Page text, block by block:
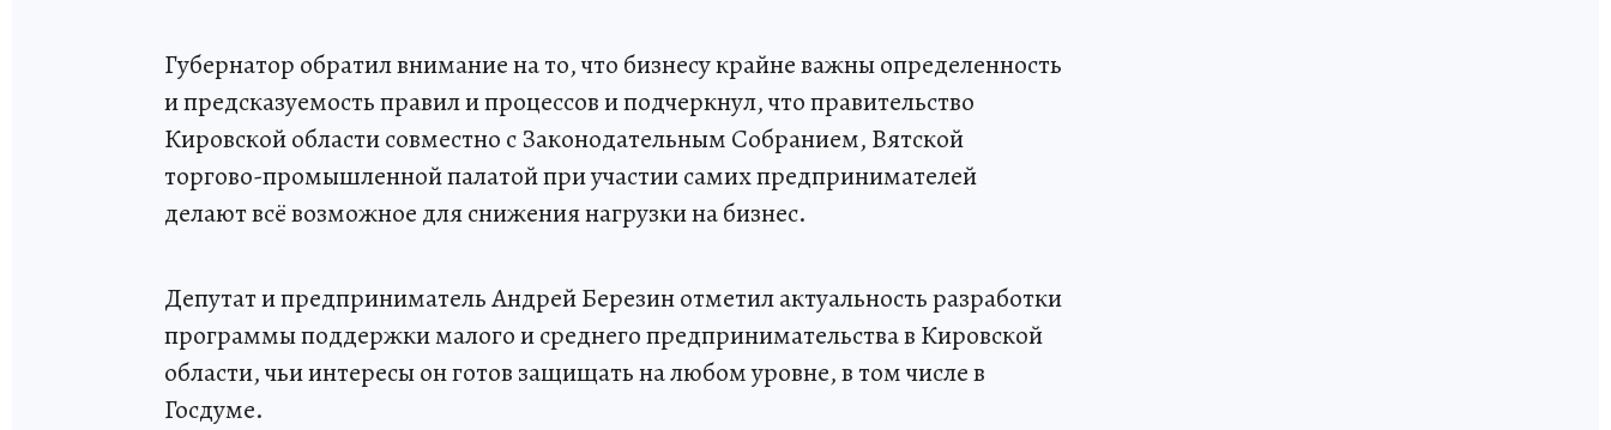
Губернатор обратил внимание на то, что бизнесу крайне важны определенность
и предсказуемость правил и процессов и подчеркнул, что правительство
Кировской области совместно с Законодательным Собранием, Вятской
торгово-промышленной палатой при участии самих предпринимателей
делают всё возможное для снижения нагрузки на бизнес.
Депутат и предприниматель Андрей Березин отметил актуальность разработки
программы поддержки малого и среднего предпринимательства в Кировской
области, чьи интересы он готов защищать на любом уровне, в том числе в
Госдуме.